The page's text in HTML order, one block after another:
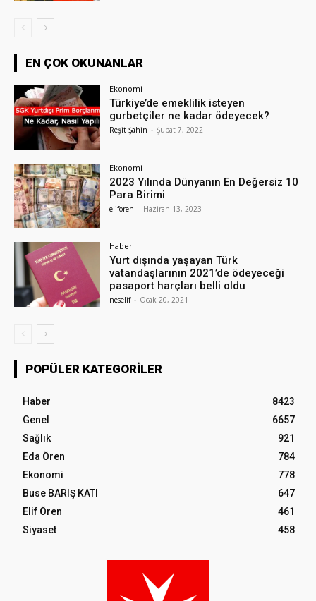
EN ÇOK OKUNANLAR
Ekonomi
Türkiye’de emeklilik isteyen
gurbetçiler ne kadar ödeyecek?
Reşit Şahin - Şubat 7, 2022
Ekonomi
2023 Yılında Dünyanın En Değersiz 10
Para Birimi
eliforen - Haziran 13, 2023
Haber
Yurt dışında yaşayan Türk
vatandaşlarının 2021’de ödeyeceği
pasaport harçları belli oldu
neselif - Ocak 20, 2021
POPÜLER KATEGORILER
Haber
8423
Genel
6657
Sağlık
921
Eda Ören
784
Ekonomi
778
Buse BARIŞ KATI
647
Elif Ören
461
Siyaset
458